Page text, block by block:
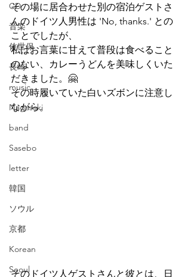
CD
音楽
佐世保
長崎
music
Nagasaki
band
Sasebo
letter
韓国
ソウル
京都
Korean
Seoul
その場に居合わせた別の宿泊ゲストさ
んのドイツ人男性は 'No, thanks.' との
ことでしたが、
私はお言葉に甘えて普段は食べること
のない、カレーうどんを美味しくいた
だきました。🤗
その時履いていた白いズボンに注意し
ながら。
そのドイツ人ゲストさんと彼とは、日